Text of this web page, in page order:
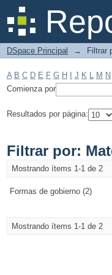
Filtrar por:
DSpace Principal → Filtrar
A B C D E F G H J K L M N
Comienza por
Resultados por página:
Filtrar por:
Mostrando ítems 1-1 de 2
Formas de gobierno (2)
Mostrando ítems 1-1 de 2